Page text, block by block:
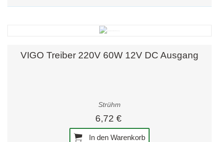
VIGO Treiber 220V 60W 12V DC Ausgang
Strühm
6,72 €
In den Warenkorb